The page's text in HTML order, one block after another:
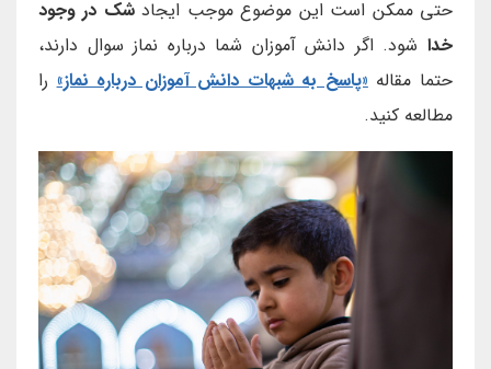
حتی ممکن است این موضوع موجب ایجادشک در وجود
خدا شود. اگر دانش آموزان شما درباره نماز سوال دارند،
حتما مقاله«پاسخ به شبهات دانش آموزان درباره نماز»را
مطالعه کنید.